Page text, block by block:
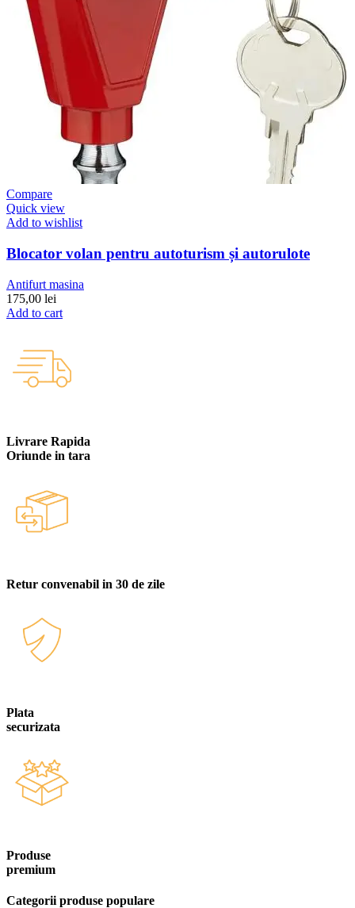
Compare
Quick view
Add to wishlist
Blocator volan pentru autoturism și autorulote
Antifurt masina
175,00 lei
Add to cart
Livrare Rapida
Oriunde in tara
Retur convenabil in 30 de zile
Plata
securizata
Produse
premium
Categorii produse populare